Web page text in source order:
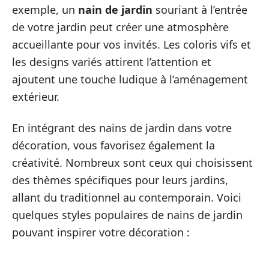
exemple, un nain de jardin souriant à l’entrée
de votre jardin peut créer une atmosphère
accueillante pour vos invités. Les coloris vifs et
les designs variés attirent l’attention et
ajoutent une touche ludique à l’aménagement
extérieur.
En intégrant des nains de jardin dans votre
décoration, vous favorisez également la
créativité. Nombreux sont ceux qui choisissent
des thèmes spécifiques pour leurs jardins,
allant du traditionnel au contemporain. Voici
quelques styles populaires de nains de jardin
pouvant inspirer votre décoration :